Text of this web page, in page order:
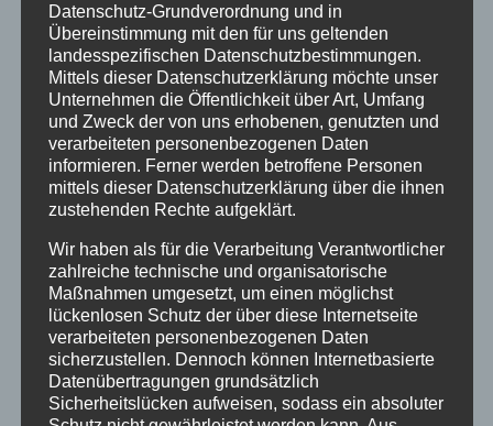
GOLDSCHMIEDE UTE TOBISCH
GOLDSCHMIEDE –
ATELIER UTE TOBISCH
2021-02-03 Goldschmiede Ute Tobisch
Wir sind wir nach telefonischer
Terminvereinbarung unter 06027/5598 und
den geltenden Abstandregelungen für Sie
und Ihre Schmuckstücke da.
WEITERLESEN ...GOLDSCHMIEDE
–
Datenschutz-Grundverordnung und in
Übereinstimmung mit den für uns geltenden
landesspezifischen Datenschutzbestimmungen.
Mittels dieser Datenschutzerklärung möchte unser
Unternehmen die Öffentlichkeit über Art, Umfang
und Zweck der von uns erhobenen, genutzten und
verarbeiteten personenbezogenen Daten
informieren. Ferner werden betroffene Personen
mittels dieser Datenschutzerklärung über die ihnen
zustehenden Rechte aufgeklärt.
Wir haben als für die Verarbeitung Verantwortlicher
zahlreiche technische und organisatorische
Maßnahmen umgesetzt, um einen möglichst
lückenlosen Schutz der über diese Internetseite
verarbeiteten personenbezogenen Daten
sicherzustellen. Dennoch können Internetbasierte
Datenübertragungen grundsätzlich
Sicherheitslücken aufweisen, sodass ein absoluter